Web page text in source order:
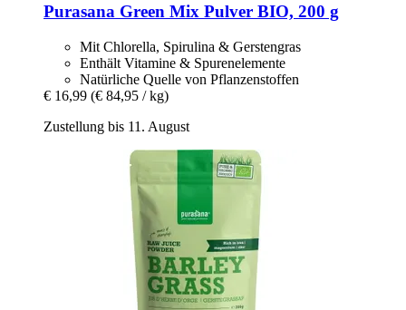
Purasana Green Mix Pulver BIO, 200 g
Mit Chlorella, Spirulina & Gerstengras
Enthält Vitamine & Spurenelemente
Natürliche Quelle von Pflanzenstoffen
€ 16,99 (€ 84,95 / kg)
Zustellung bis 11. August